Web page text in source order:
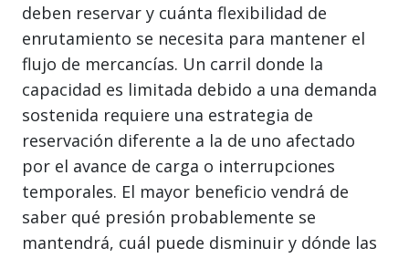
deben reservar y cuánta flexibilidad de
enrutamiento se necesita para mantener el
flujo de mercancías. Un carril donde la
capacidad es limitada debido a una demanda
sostenida requiere una estrategia de
reservación diferente a la de uno afectado
por el avance de carga o interrupciones
temporales. El mayor beneficio vendrá de
saber qué presión probablemente se
mantendrá, cuál puede disminuir y dónde las